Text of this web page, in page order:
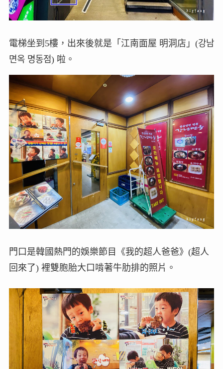
電梯坐到5樓，出來後就是「江南面屋 明洞店」(강남
면옥 명동점) 啦。
門口是韓國熱門的娛樂節目《我的超人爸爸》(超人
回來了) 裡雙胞胎大口啃著牛肋排的照片。